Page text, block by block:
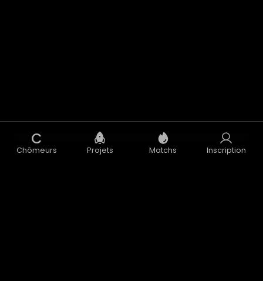
C
Chômeurs Projets Matchs Inscription